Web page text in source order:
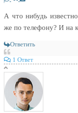
А что нибудь
же по телефону? И на
Ответить
1 Ответ